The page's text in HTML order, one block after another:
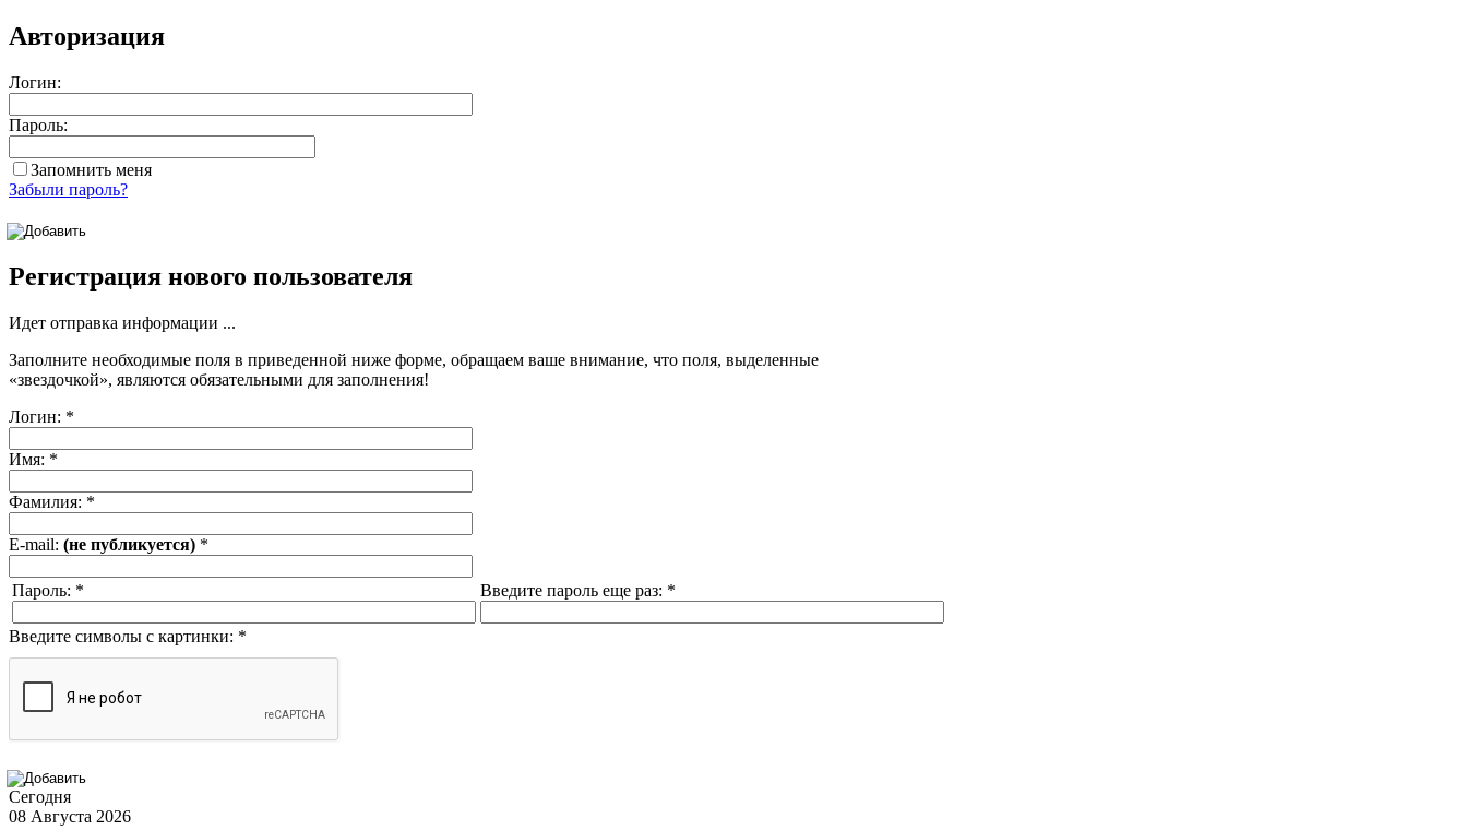
Авторизация
Логин:
Пароль:
Запомнить меня
Забыли пароль?
Регистрация нового пользователя
Идет отправка информации ...
Заполните необходимые поля в приведенной ниже форме, обращаем ваше внимание, что поля, выделенные
«звездочкой», являются обязательными для заполнения!
Логин: *
Имя: *
Фамилия: *
E-mail: (не публикуется) *
Пароль: * Введите пароль еще раз: *
Введите символы с картинки: *
Сегодня
08 Августа 2026